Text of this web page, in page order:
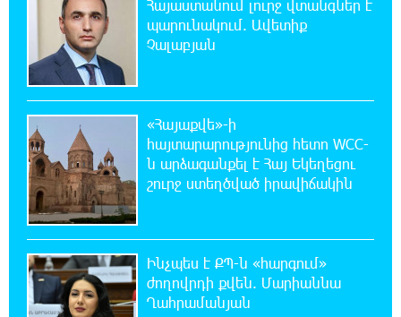
20:33:21 8-08-2026
Հրդեհի ահազանգ Սայաթ-Նովա
պողոտայում. շենքից տարհանվել է 5
բնակիչ
20:14:36 8-08-2026
Ճապոնական Յակիշիմե կերամիկայի
ցուցահանդեսը երկարաձգվել է մինչև
օգոստոսի 30-ը
19:55:28 8-08-2026
Որոնվում է նախաձեռնված քրեական
վարույթի շրջանակներում
Հայաստանում լուրջ վտանգներ է
պարունակում. Ավետիք
Չալաբյան
«Հայաքվե»-ի
հայտարարությունից հետո WCC-
ն արձագանքել է Հայ Եկեղեցու
շուրջ ստեղծված իրավիճակին
Ինչպես է ՔՊ-ն «հարգում»
ժողովրդի քվեն. Մարիաննա
Ղահրամանյան